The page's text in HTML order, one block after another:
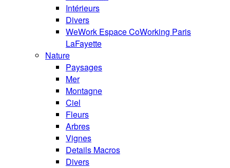
Intérieurs
Divers
WeWork Espace CoWorking Paris
LaFayette
Nature
Paysages
Mer
Montagne
Ciel
Fleurs
Arbres
Vignes
Details Macros
Divers